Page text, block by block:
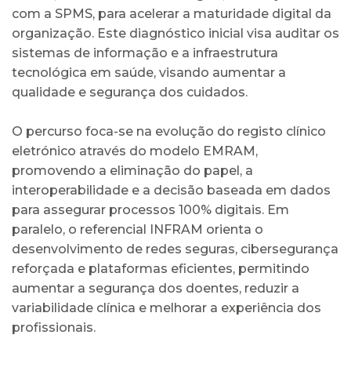
com a SPMS, para acelerar a maturidade digital da
organização. Este diagnóstico inicial visa auditar os
sistemas de informação e a infraestrutura
tecnológica em saúde, visando aumentar a
qualidade e segurança dos cuidados.
O percurso foca-se na evolução do registo clínico
eletrónico através do modelo EMRAM,
promovendo a eliminação do papel, a
interoperabilidade e a decisão baseada em dados
para assegurar processos 100% digitais. Em
paralelo, o referencial INFRAM orienta o
desenvolvimento de redes seguras, cibersegurança
reforçada e plataformas eficientes, permitindo
aumentar a segurança dos doentes, reduzir a
variabilidade clínica e melhorar a experiência dos
profissionais.